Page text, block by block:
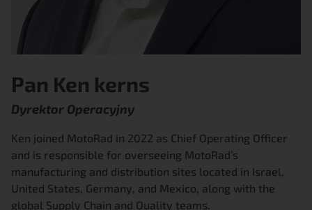
Pan Ken kerns
Dyrektor Operacyjny
Ken joined MotoRad in 2022 as Chief Operating Officer
and is responsible for overseeing MotoRad’s
manufacturing and distribution sites located in Israel,
United States, Germany, and Mexico, along with the
global Supply Chain and Quality teams.